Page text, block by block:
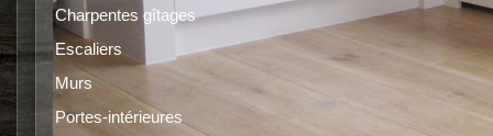
Charpentes gîtages
Escaliers
Murs
Portes-intérieures